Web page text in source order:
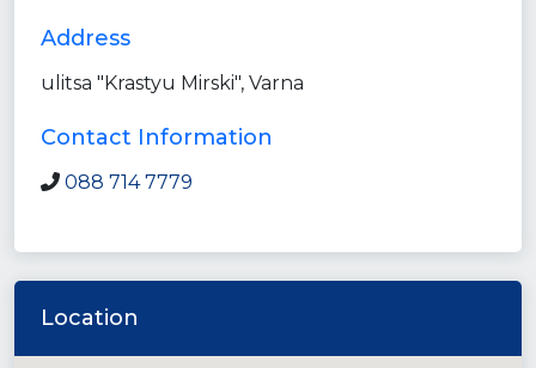
Address
ulitsa "Krastyu Mirski", Varna
Contact Information
088 714 7779
Location